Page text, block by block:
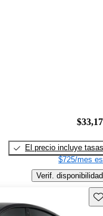
El precio incluye tasas
$725/mes
Verif. disponibilidad